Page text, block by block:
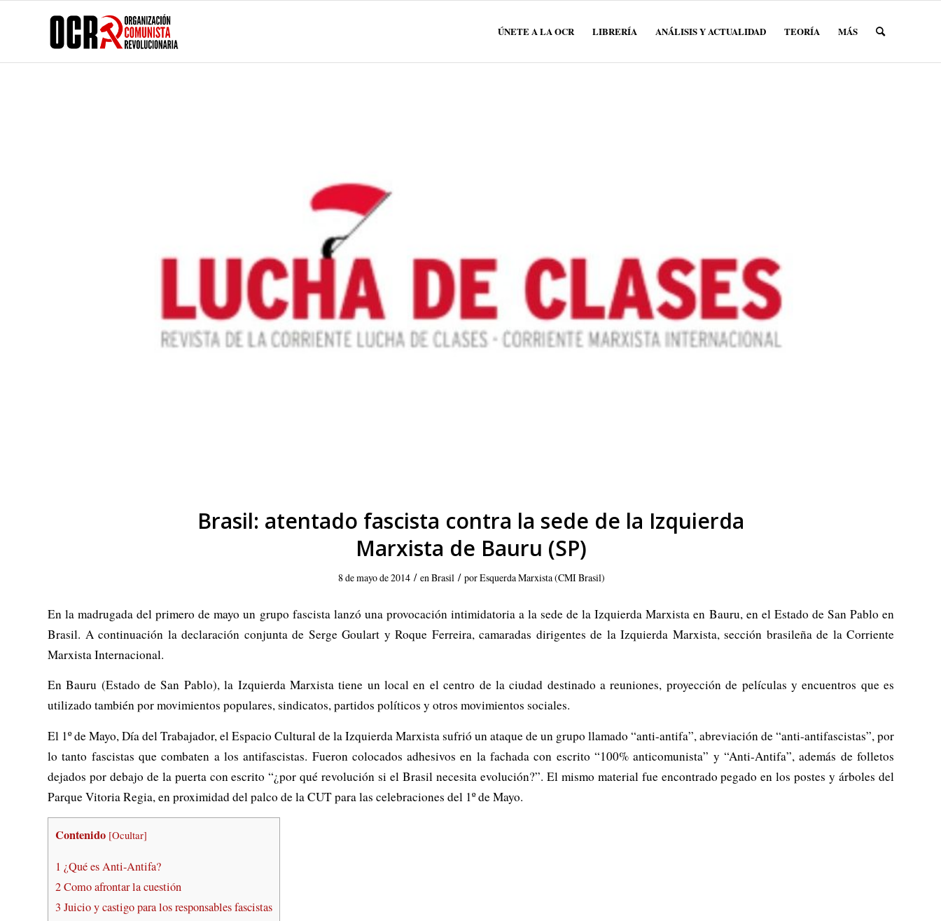
ÚNETE A LA OCR LIBRERÍA ANÁLISIS Y ACTUALIDAD TEORÍA MÁS
Brasil: atentado fascista contra la sede de la Izquierda
Marxista de Bauru (SP)
8 de mayo de 2014 / enBrasil / porEsquerda Marxista (CMI Brasil)
En la madrugada del primero de mayo un grupo fascista lanzó una provocación intimidatoria a la sede de la Izquierda Marxista en Bauru, en el Estado de San Pablo en
Brasil. A continuación la declaración conjunta de Serge Goulart y Roque Ferreira, camaradas dirigentes de la Izquierda Marxista, sección brasileña de la Corriente
Marxista Internacional.
En Bauru (Estado de San Pablo), la Izquierda Marxista tiene un local en el centro de la ciudad destinado a reuniones, proyección de películas y encuentros que es
utilizado también por movimientos populares, sindicatos, partidos políticos y otros movimientos sociales.
El 1º de Mayo, Día del Trabajador, el Espacio Cultural de la Izquierda Marxista sufrió un ataque de un grupo llamado “anti-antifa”, abreviación de “anti-antifascistas”, por
lo tanto fascistas que combaten a los antifascistas. Fueron colocados adhesivos en la fachada con escrito “100% anticomunista” y “Anti-Antifa”, además de folletos
dejados por debajo de la puerta con escrito “¿por qué revolución si el Brasil necesita evolución?”. El mismo material fue encontrado pegado en los postes y árboles del
Parque Vitoria Regia, en proximidad del palco de la CUT para las celebraciones del 1º de Mayo.
Contenido [Ocultar]
1 ¿Qué es Anti-Antifa?
2Como afrontar la cuestión
3 Juicio y castigo para los responsables fascistas